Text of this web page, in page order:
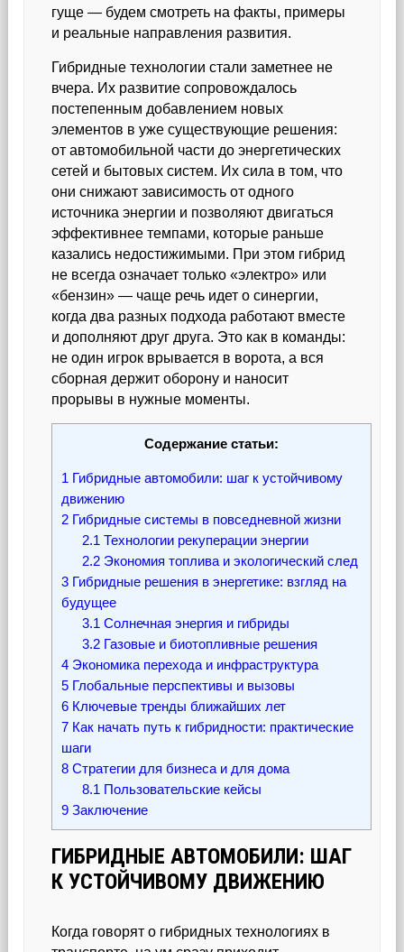
гуще — будем смотреть на факты, примеры
и реальные направления развития.
Гибридные технологии стали заметнее не
вчера. Их развитие сопровождалось
постепенным добавлением новых
элементов в уже существующие решения:
от автомобильной части до энергетических
сетей и бытовых систем. Их сила в том, что
они снижают зависимость от одного
источника энергии и позволяют двигаться
эффективнее темпами, которые раньше
казались недостижимыми. При этом гибрид
не всегда означает только «электро» или
«бензин» — чаще речь идет о синергии,
когда два разных подхода работают вместе
и дополняют друг друга. Это как в команды:
не один игрок врывается в ворота, а вся
сборная держит оборону и наносит
прорывы в нужные моменты.
Содержание статьи:
1 Гибридные автомобили: шаг к устойчивому
движению
2 Гибридные системы в повседневной жизни
2.1 Технологии рекуперации энергии
2.2Экономия топлива и экологический след
3 Гибридные решения в энергетике: взгляд на
будущее
3.1 Солнечная энергия и гибриды
3.2Газовые и биотопливные решения
4 Экономика перехода и инфраструктура
5 Глобальные перспективы и вызовы
6 Ключевые тренды ближайших лет
7 Как начать путь к гибридности: практические
шаги
8 Стратегии для бизнеса и для дома
8.1 Пользовательские кейсы
9 Заключение
ГИБРИДНЫЕ АВТОМОБИЛИ: ШАГ
К УСТОЙЧИВОМУ ДВИЖЕНИЮ
Когда говорят о гибридных технологиях в